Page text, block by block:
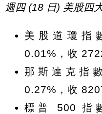
週四 (18 日) 美股四
美股道瓊指
0.01%，收
那斯達克指
0.27%，收
標普 500 指